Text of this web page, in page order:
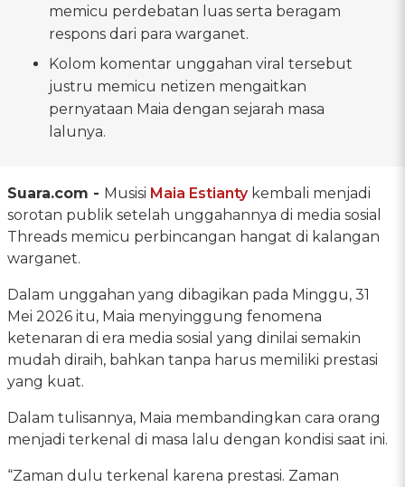
memicu perdebatan luas serta beragam
respons dari para warganet.
Kolom komentar unggahan viral tersebut
justru memicu netizen mengaitkan
pernyataan Maia dengan sejarah masa
lalunya.
Suara.com - Musisi Maia Estiantykembali menjadi
sorotan publik setelah unggahannya di media sosial
Threads memicu perbincangan hangat di kalangan
warganet.
Dalam unggahan yang dibagikan pada Minggu, 31
Mei 2026 itu, Maia menyinggung fenomena
ketenaran di era media sosial yang dinilai semakin
mudah diraih, bahkan tanpa harus memiliki prestasi
yang kuat.
Dalam tulisannya, Maia membandingkan cara orang
menjadi terkenal di masa lalu dengan kondisi saat ini.
“Zaman dulu terkenal karena prestasi. Zaman